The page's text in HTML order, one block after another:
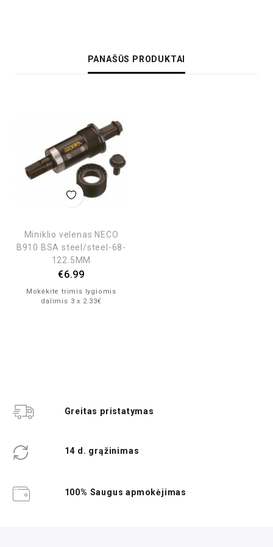
PANAŠŪS PRODUKTAI
Miniklio velenas NECO
B910 BSA steel/steel-68-
122.5MM
€6.99
Mokėkite trimis lygiomis
dalimis 3 x 2.33€
Greitas pristatymas
14 d. grąžinimas
100% Saugus apmokėjimas